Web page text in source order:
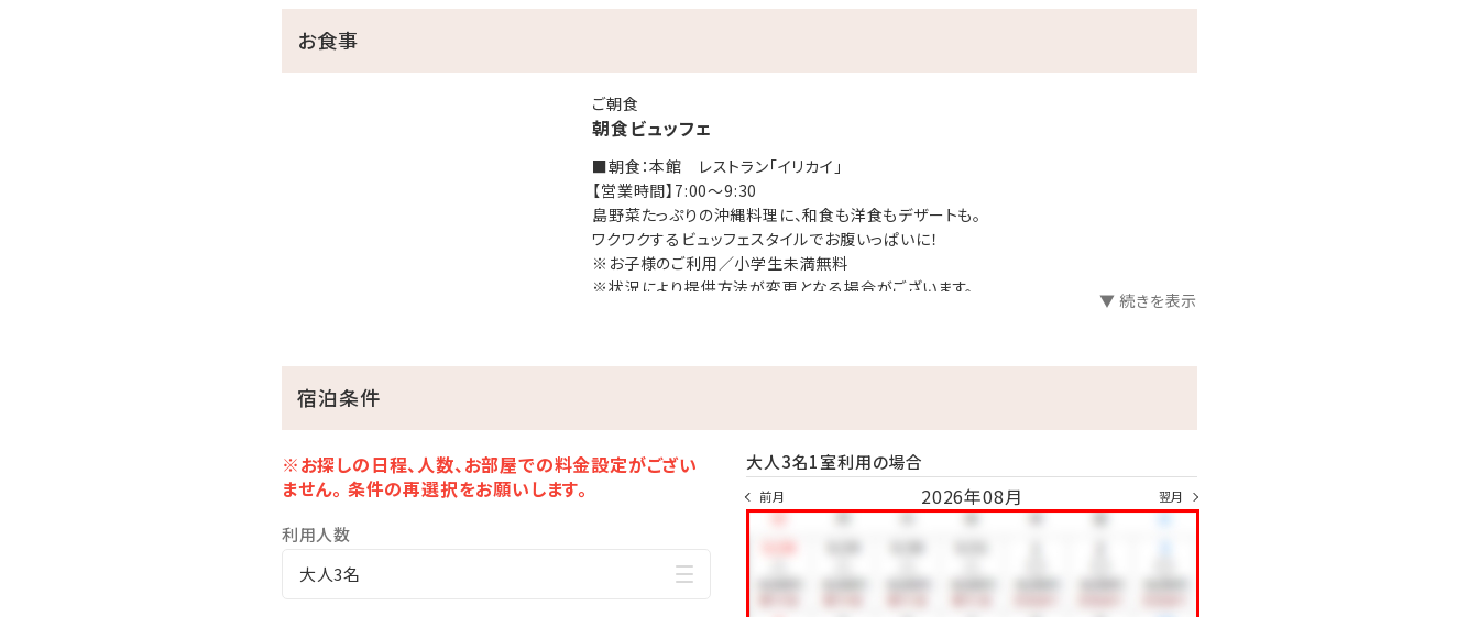
■朝食：本館 レストラン「イリカイ」
■FAMILY FREE BAR-ファミリーフリーバー-
【営業時間】9:00～21:00（14:00～アルコール＆スナック）
ご宿泊のお客様がご自由にお楽しみいただけるフリーバー。
モルック、バドミントン、ダーツ、ビリヤード、卓球など…
■OMOTENASHI-おもてなし-
・ホテルマハイナ大浴場利用可
（別館宿泊者無料／本館宿泊者500円）
お食事
ご朝食
朝食ビュッフェ
■朝食：本館 レストラン「イリカイ」
【営業時間】7:00～9:30
島野菜たっぷりの沖縄料理に、和食も洋食もデザートも。
ワクワクするビュッフェスタイルでお腹いっぱいに！
※お子様のご利用／小学生未満無料
※状況により提供方法が変更となる場合がございます。
※ご予約の状況により、ビュッフェから「和洋食セットメニュー」へ変更する場合がござい
▼ 続きを表示
宿泊条件
※お探しの日程、人数、お部屋での料金設定がござい
ません。 条件の再選択をお願いします。
利用人数
大人3名
大人3名1室利用の場合
前月 2026年08月 翌月